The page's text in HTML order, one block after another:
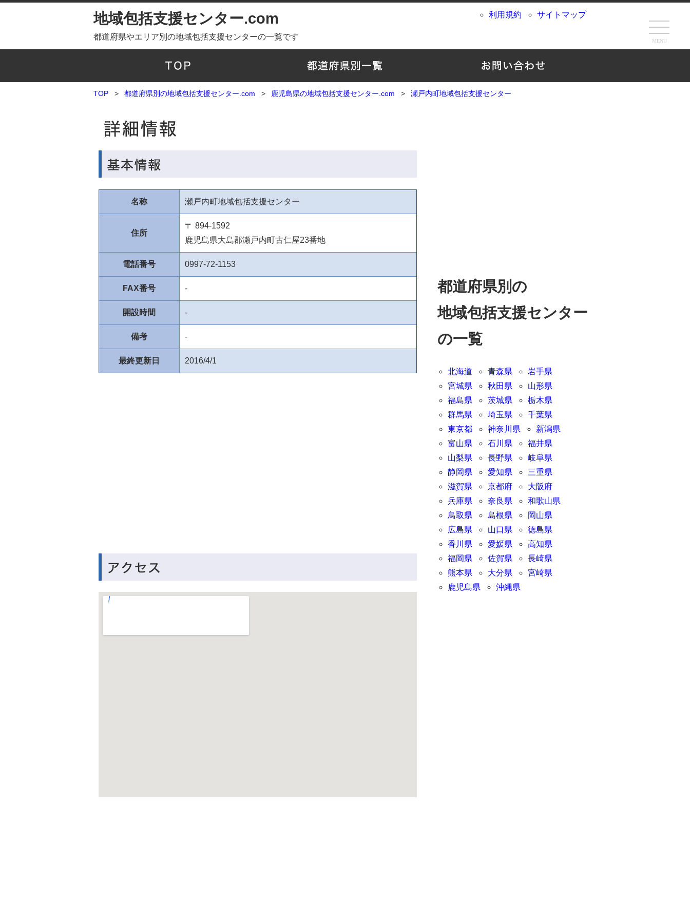
MENU
地域包括支援センター.com
都道府県やエリア別の地域包括支援センターの一覧です
利用規約 サイトマップ
TOP 都道府県別の地域包括支援センター.com 鹿児島県の地域包括支援センター.com 瀬戸内町地域包括支援センター
名称 瀬戸内町地域包括支援センター
住所
〒 894-1592
鹿児島県大島郡瀬戸内町古仁屋23番地
電話番号 0997-72-1153
FAX番号 -
開設時間 -
備考 -
最終更新日 2016/4/1
都道府県別の
地域包括支援センター
の一覧
北海道 青森県
岩手県
宮城県
秋田県
山形県
福島県
茨城県
栃木県
群馬県
埼玉県
千葉県
東京都
神奈川県
新潟県
富山県
石川県
福井県
山梨県
長野県
岐阜県
静岡県
愛知県
三重県
滋賀県
京都府
大阪府
兵庫県
奈良県
和歌山県
鳥取県
島根県
岡山県
広島県
山口県
徳島県
香川県
愛媛県
高知県
福岡県
佐賀県
長崎県
熊本県
大分県
宮崎県
鹿児島県
沖縄県